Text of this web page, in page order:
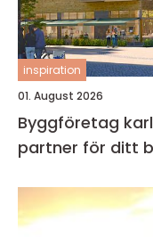
inspiration
01. August 2026
Byggföretag karlstad så
partner för ditt